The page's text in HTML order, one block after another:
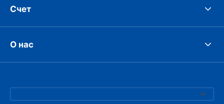
Счет
О нас